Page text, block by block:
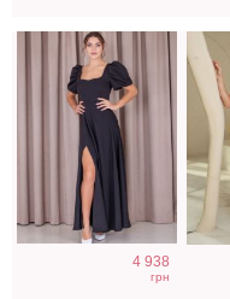
4 938
грн